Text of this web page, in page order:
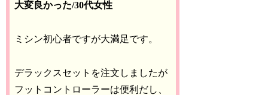
大変良かった/30代女性
ミシン初心者ですが大満足です。
デラックスセットを注文しましたが
フットコントローラーは便利だし、